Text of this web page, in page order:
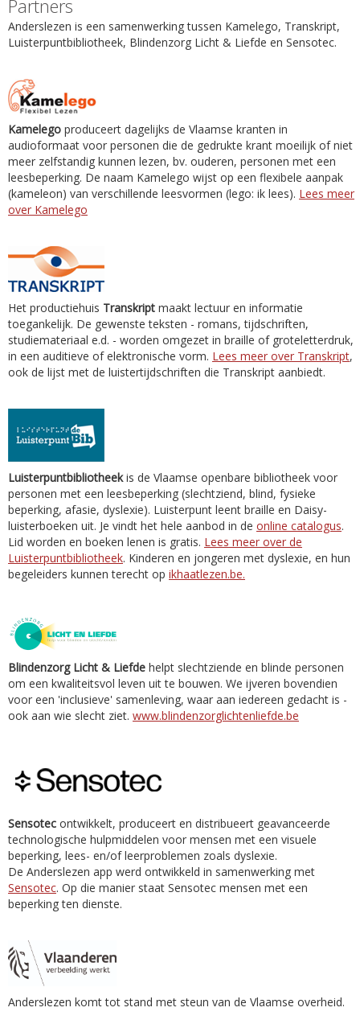
Partners
Anderslezen is een samenwerking tussen Kamelego, Transkript,
Luisterpuntbibliotheek, Blindenzorg Licht & Liefde en Sensotec.
Kamelego produceert dagelijks de Vlaamse kranten in
audioformaat voor personen die de gedrukte krant moeilijk of niet
meer zelfstandig kunnen lezen, bv. ouderen, personen met een
leesbeperking. De naam Kamelego wijst op een flexibele aanpak
(kameleon) van verschillende leesvormen (lego: ik lees). Lees meer
over Kamelego
Het productiehuis Transkript maakt lectuur en informatie
toegankelijk. De gewenste teksten - romans, tijdschriften,
studiemateriaal e.d. - worden omgezet in braille of groteletterdruk,
in een auditieve of elektronische vorm. Lees meer over Transkript,
ook de lijst met de luistertijdschriften die Transkript aanbiedt.
Luisterpuntbibliotheekis de Vlaamse openbare bibliotheek voor
personen met een leesbeperking (slechtziend, blind, fysieke
beperking, afasie, dyslexie). Luisterpunt leent braille en Daisy-
luisterboeken uit. Je vindt het hele aanbod in de online catalogus.
Lid worden en boeken lenen is gratis. Lees meer over de
Luisterpuntbibliotheek. Kinderen en jongeren met dyslexie, en hun
begeleiders kunnen terecht op ikhaatlezen.be.
Blindenzorg Licht & Liefde helpt slechtziende en blinde personen
om een kwaliteitsvol leven uit te bouwen. We ijveren bovendien
voor een 'inclusieve' samenleving, waar aan iedereen gedacht is -
ook aan wie slecht ziet. www.blindenzorglichtenliefde.be
Sensotec ontwikkelt, produceert en distribueert geavanceerde
technologische hulpmiddelen voor mensen met een visuele
beperking, lees- en/of leerproblemen zoals dyslexie.
De Anderslezen app werd ontwikkeld in samenwerking met
Sensotec. Op die manier staat Sensotec mensen met een
beperking ten dienste.
Anderslezen komt tot stand met steun van de Vlaamse overheid.